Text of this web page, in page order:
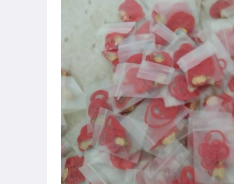
偶像、球員卡與郵幣
女裝與服飾配件
運動、戶外與休閒